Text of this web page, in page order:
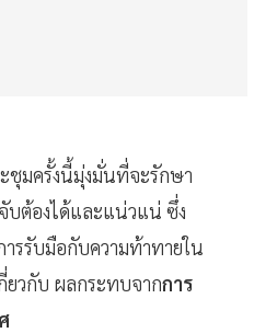
ชุมครั้งนี้มุ่งมั่นที่จะรักษา
ต้องได้และแน่วแน่ ซึ่ง
รับมือกับความท้าทายใน
ยวกับ ผลกระทบจากการ